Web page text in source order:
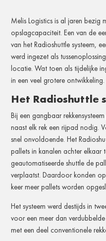
Melis Logistics is al jaren bezig
opslagcapaciteit. Een van de
van het Radioshuttle systeem,
werd ingezet als
locatie. Wat toen als tijdelijke
in een veel grotere ontwikkeling.
Het Radioshuttle
Bij een gangbaar
naast elk rek een rijpad nodig.
snel onvoldoende. Het
pallets in kanalen achter elkaar
geautomatiseerde shuttle de
verplaatst. Daardoor konden
keer meer pallets worden
Het systeem werd destijds in
voor een meer dan
met een deel conventionele